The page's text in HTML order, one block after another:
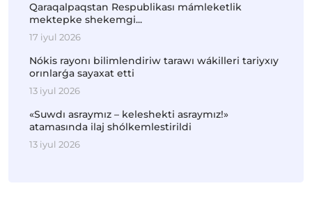
Qaraqalpaqstan Respublikası mámleketlik
mektepke shekemgi...
17 iyul 2026
Nókis rayonı bilimlendiriw tarawı wákilleri tariyxıy
orınlarǵa sayaxat etti
13 iyul 2026
«Suwdı asraymız – keleshekti asraymız!»
atamasında ilaj shólkemlestirildi
13 iyul 2026